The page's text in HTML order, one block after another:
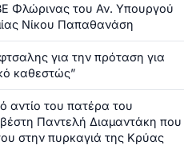
Φλώρινας του Αν. Υπουργού
Νίκου Παπαθανάση
για την πρόταση για
καθεστώς”
αντίο του πατέρα του
Παντελή Διαμαντάκη που
στην πυρκαγιά της Κρύας